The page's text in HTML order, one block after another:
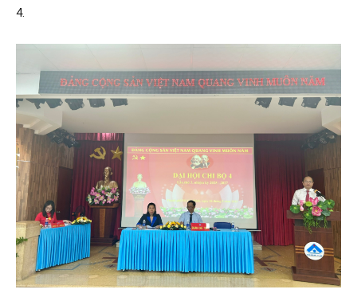
4.